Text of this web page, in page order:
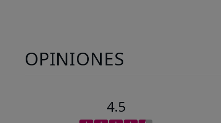
OPINIONES
4.5